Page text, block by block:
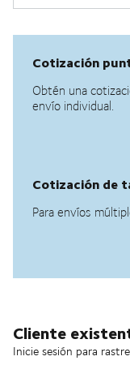
Cliente
Inicie sesión para